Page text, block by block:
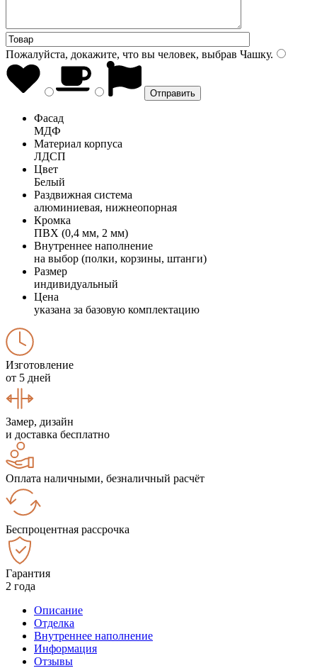
Пожалуйста, докажите, что вы человек, выбрав Чашку.
Фасад
МДФ
Материал корпуса
ЛДСП
Цвет
Белый
Раздвижная система
алюминиевая, нижнеопорная
Кромка
ПВХ (0,4 мм, 2 мм)
Внутреннее наполнение
на выбор (полки, корзины, штанги)
Размер
индивидуальный
Цена
указана за базовую комплектацию
Изготовление
от 5 дней
Замер, дизайн
и доставка бесплатно
Оплата наличными, безналичный расчёт
Беспроцентная рассрочка
Гарантия
2 года
Описание
Отделка
Внутреннее наполнение
Информация
Отзывы